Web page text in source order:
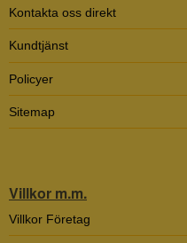
Kontakta oss direkt
Kundtjänst
Policyer
Sitemap
Villkor m.m.
Villkor Företag